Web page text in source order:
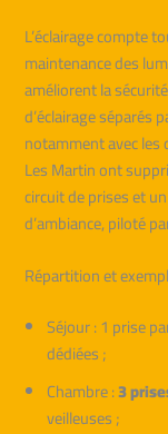
L’éclairage compte
maintenance des
améliorent la
d’éclairage séparés
notamment avec les
Les Martin ont
circuit de prises et
d’ambiance, piloté
Répartition et
Séjour : 1 prise
dédiées ;
Chambre :3
veilleuses ;